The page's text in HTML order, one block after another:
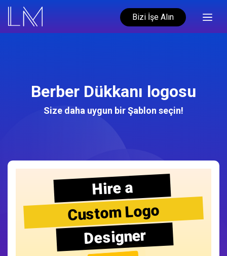
Bizi İşe Alın
Berber Dükkanı logosu
Size daha uygun bir Şablon seçin!
Hire a
Custom Logo
Designer